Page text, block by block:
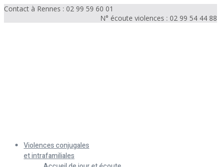
Contact à Rennes : 02 99 59 60 01
N° écoute violences : 02 99 54 44 88
Violences conjugales
et intrafamiliales